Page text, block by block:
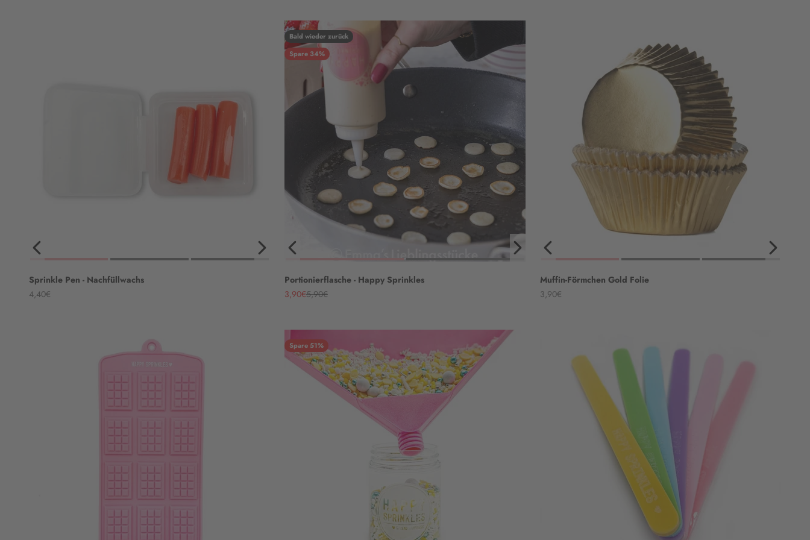
Sprinkle Pen - Nachfüllwachs
Angebot
4,40€
Bald wieder zurück
Spare 34%
Portionierflasche - Happy Sprinkles
Angebot
3,90€Regulärer Preis
5,90€
Muffin-Förmchen Gold Folie
Angebot
3,90€
Spare 51%